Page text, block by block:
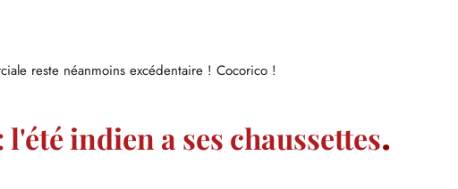
reste néanmoins excédentaire ! Cocorico !
indien a ses chaussettes